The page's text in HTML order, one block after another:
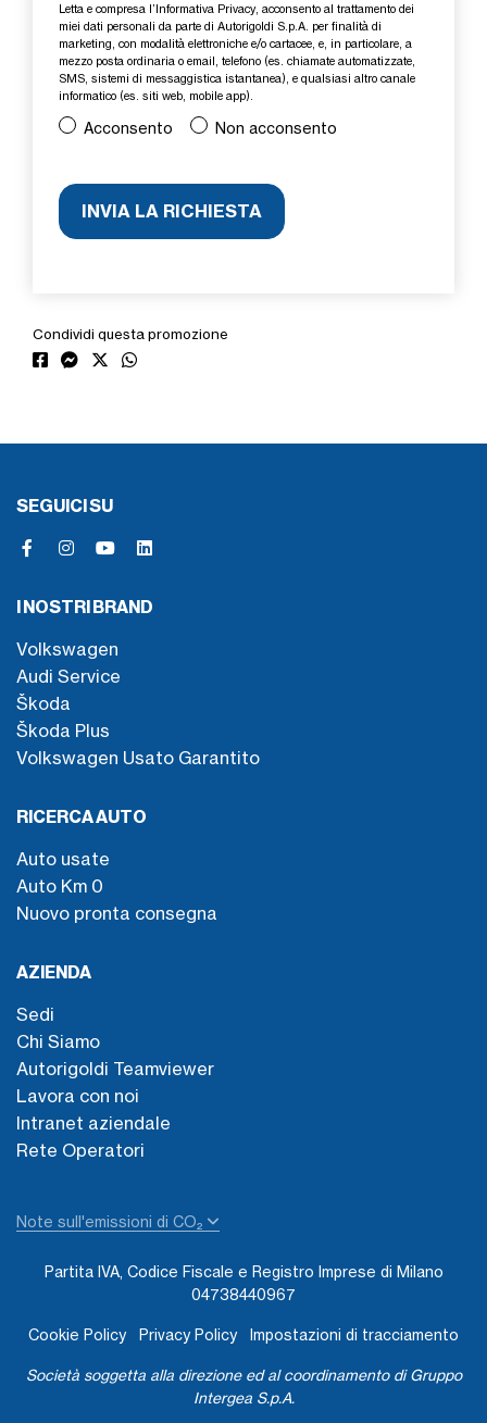
Letta e compresa l’Informativa Privacy, acconsento al trattamento dei
miei dati personali da parte di Autorigoldi S.p.A. per finalità di
marketing, con modalità elettroniche e/o cartacee, e, in particolare, a
mezzo posta ordinaria o email, telefono (es. chiamate automatizzate,
SMS, sistemi di messaggistica istantanea), e qualsiasi altro canale
informatico (es. siti web, mobile app).
Acconsento Non acconsento
Condividi questa promozione
SEGUICI SU
I NOSTRI BRAND
Volkswagen
Audi Service
Škoda
Škoda Plus
Volkswagen Usato Garantito
RICERCA AUTO
Auto usate
Auto Km 0
Nuovo pronta consegna
AZIENDA
Sedi
Chi Siamo
Autorigoldi Teamviewer
Lavora con noi
Intranet aziendale
Rete Operatori
Note sull'emissioni di CO₂
Partita IVA, Codice Fiscale e Registro Imprese di Milano
04738440967
Cookie Policy Privacy Policy Impostazioni di tracciamento
Società soggetta alla direzione ed al coordinamento di Gruppo
Intergea S.p.A.